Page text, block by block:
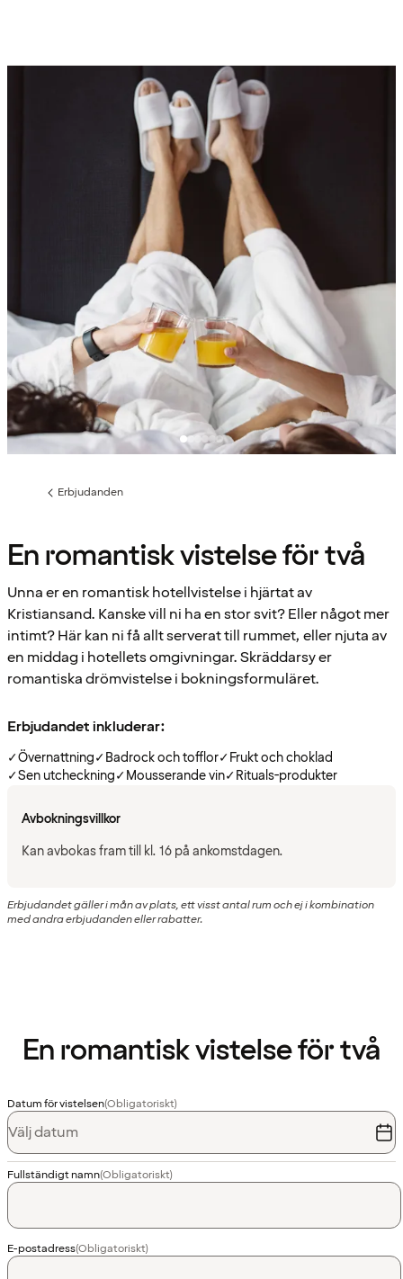
Föregående
Erbjudanden
En romantisk vistelse för två
Unna er en romantisk hotellvistelse i hjärtat av
Kristiansand. Kanske vill ni ha en stor svit? Eller något mer
intimt? Här kan ni få allt serverat till rummet, eller njuta av
en middag i hotellets omgivningar. Skräddarsy er
romantiska drömvistelse i bokningsformuläret.
Erbjudandet inkluderar:
✓Övernattning✓Badrock och tofflor✓Frukt och choklad
✓Sen utcheckning✓Mousserande vin✓Rituals-produkter
Avbokningsvillkor
Kan avbokas fram till kl. 16 på ankomstdagen.
Erbjudandet gäller i mån av plats, ett visst antal rum och ej i kombination
med andra erbjudanden eller rabatter.
En romantisk vistelse för två
Datum för vistelsen(Obligatoriskt)
Välj datum
Fullständigt namn(Obligatoriskt)
E-postadress(Obligatoriskt)